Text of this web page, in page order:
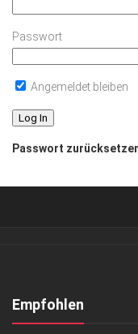
Passwort
Angemeldet bleiben
Passwort
Kontakt, Impressum
Empfohlen